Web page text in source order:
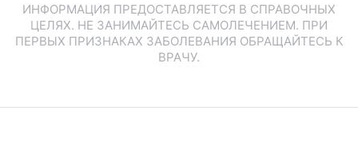
ИНФОРМАЦИЯ ПРЕДОСТАВЛЯЕТСЯ В СПРАВОЧНЫХ
ЦЕЛЯХ. НЕ ЗАНИМАЙТЕСЬ САМОЛЕЧЕНИЕМ. ПРИ
ПЕРВЫХ ПРИЗНАКАХ ЗАБОЛЕВАНИЯ ОБРАЩАЙТЕСЬ К
ВРАЧУ.